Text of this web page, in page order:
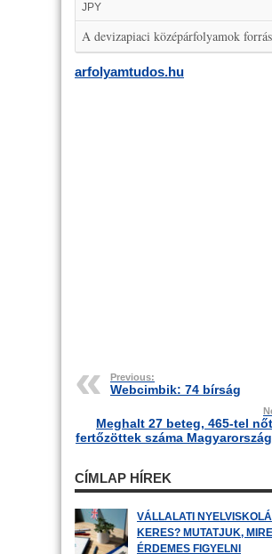
JPY
A devizapiaci középárfolyamok
arfolyamtudos.hu
Previous:
Webcimbik: 74 bírság
Meghalt 27 beteg, 465-tel
fertőzöttek száma
CÍMLAP HÍREK
VÁLLALATI
KERES? MUTATJUK, MIRE
ÉRDEMES FIGYELNI